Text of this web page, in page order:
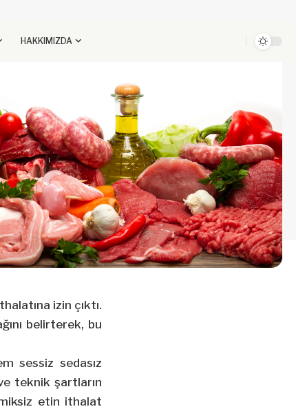
HAKKIMIZDA
izin çıktı.
belirterek, bu
sessiz sedasız
teknik şartların
etin ithalat